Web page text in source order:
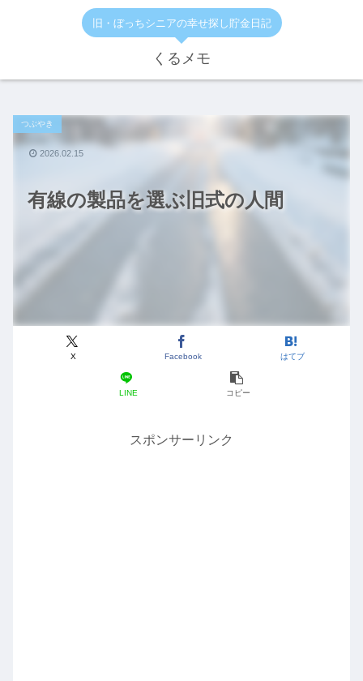
旧・ぼっちシニアの幸せ探し貯金日記
くるメモ
有線の製品を選ぶ旧式の人間
つぶやき
X Facebook はてブ
LINE コピー
2026.02.15
スポンサーリンク